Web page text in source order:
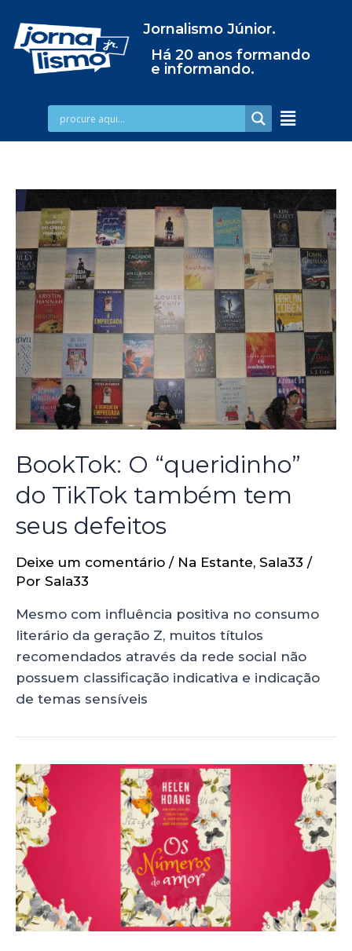
Jornalismo Júnior.
Há 20 anos formando
e informando.
BookTok: O “queridinho”
do TikTok também tem
seus defeitos
Deixe um comentário / Na Estante, Sala33 /
Por Sala33
Mesmo com influência positiva no consumo
literário da geração Z, muitos títulos
recomendados através da rede social não
possuem classificação indicativa e indicação
de temas sensíveis